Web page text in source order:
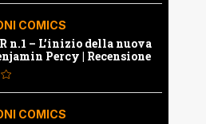
COMICS
n.1 – L’inizio della nuova
Percy | Recensione
COMICS